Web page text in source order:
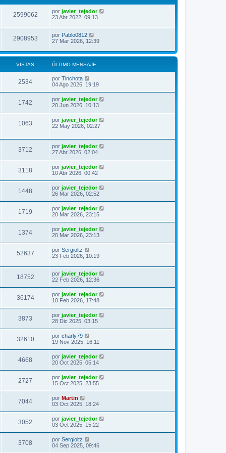
2599062 por javier_tejedor
23 Abr 2022, 09:13
2908953 por Pablo0812
27 Mar 2026, 12:39
VISTAS ÚLTIMO MENSAJE
2534 por Tinchota
04 Ago 2026, 19:19
1742 por javier_tejedor
20 Jun 2026, 10:13
1063 por javier_tejedor
22 May 2026, 02:27
3712 por javier_tejedor
27 Abr 2026, 02:04
3118 por javier_tejedor
10 Abr 2026, 00:42
1448 por javier_tejedor
26 Mar 2026, 02:52
1719 por javier_tejedor
20 Mar 2026, 23:15
1374 por javier_tejedor
20 Mar 2026, 23:13
52637 por Sergioltz
23 Feb 2026, 10:19
18752 por javier_tejedor
22 Feb 2026, 12:36
36174 por javier_tejedor
10 Feb 2026, 17:48
3873 por javier_tejedor
28 Dic 2025, 03:15
32610 por charly79
19 Nov 2025, 16:11
4668 por javier_tejedor
20 Oct 2025, 05:14
2727 por javier_tejedor
15 Oct 2025, 23:55
7044 por Martin
03 Oct 2025, 18:24
3052 por javier_tejedor
03 Oct 2025, 15:22
3708 por Sergioltz
04 Sep 2025, 09:46